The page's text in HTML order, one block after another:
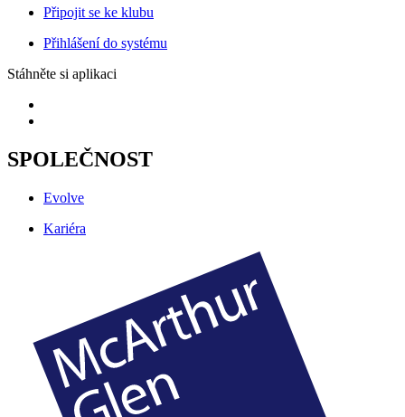
Připojit se ke klubu
Přihlášení do systému
Stáhněte si aplikaci
SPOLEČNOST
Evolve
Kariéra